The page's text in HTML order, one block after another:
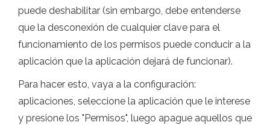
puede deshabilitar (sin embargo, debe entenderse
que la desconexión de cualquier clave para el
funcionamiento de los permisos puede conducir a la
aplicación que la aplicación dejará de funcionar).
Para hacer esto, vaya a la configuración:
aplicaciones, seleccione la aplicación que le interese
y presione los "Permisos", luego apague aquellos que